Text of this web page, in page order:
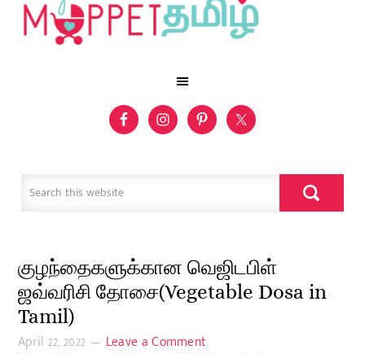
குழந்தைகளுக்கான வெஜிடபிள்
ஜவ்வரிசி தோசை(Vegetable Dosa in
Tamil)
April 22, 2022 Leave a Comment